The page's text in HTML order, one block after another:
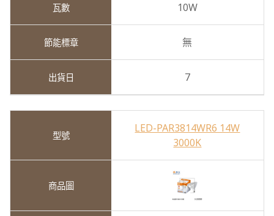
10W
無
7
LED-PAR3814WR6 14W
3000K